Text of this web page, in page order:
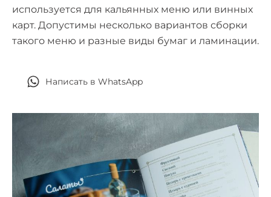
используется для кальянных меню или винных
карт. Допустимы несколько вариантов сборки
такого меню и разные виды бумаг и ламинации.
Написать в WhatsApp